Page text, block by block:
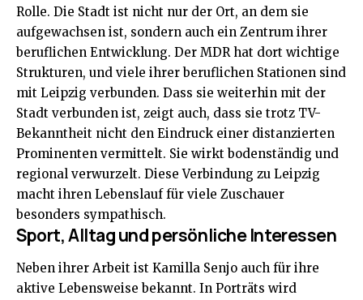
Rolle. Die Stadt ist nicht nur der Ort, an dem sie
aufgewachsen ist, sondern auch ein Zentrum ihrer
beruflichen Entwicklung. Der MDR hat dort wichtige
Strukturen, und viele ihrer beruflichen Stationen sind
mit Leipzig verbunden. Dass sie weiterhin mit der
Stadt verbunden ist, zeigt auch, dass sie trotz TV-
Bekanntheit nicht den Eindruck einer distanzierten
Prominenten vermittelt. Sie wirkt bodenständig und
regional verwurzelt. Diese Verbindung zu Leipzig
macht ihren Lebenslauf für viele Zuschauer
besonders sympathisch.
Sport, Alltag und persönliche Interessen
Neben ihrer Arbeit ist Kamilla Senjo auch für ihre
aktive Lebensweise bekannt. In Porträts wird